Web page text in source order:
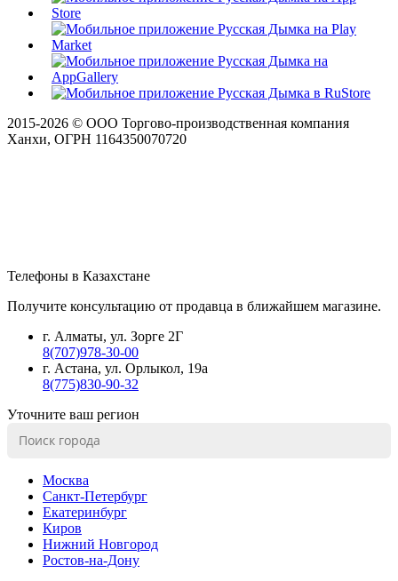
2015-2026 © ООО Торгово-производственная компания
Ханхи, ОГРН 1164350070720
Телефоны в Казахстане
Получите консультацию от продавца в ближайшем магазине.
г. Алматы, ул. Зорге 2Г
8(707)978-30-00
г. Астана, ул. Орлыкол, 19а
8(775)830-90-32
Уточните ваш регион
Москва
Санкт-Петербург
Екатеринбург
Киров
Нижний Новгород
Ростов-на-Дону